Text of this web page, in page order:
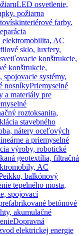
LED osvetlenie,
požiarna
interiérové farby.
elektromobilita, AC
sklo, luxfery,
konštrukcie,
konštrukcie,
spojovacie systémy,
nosníkyPriemyselné
a materiály pre
roztoksanita,
stavebného
nátery oceľových
a priemyselné
výroby, robotické
geotextília, filtračná
AC
balkónový
tepelného mosta,
spojovací
betónové
akumulačné
Dopravná
elektrickej energie